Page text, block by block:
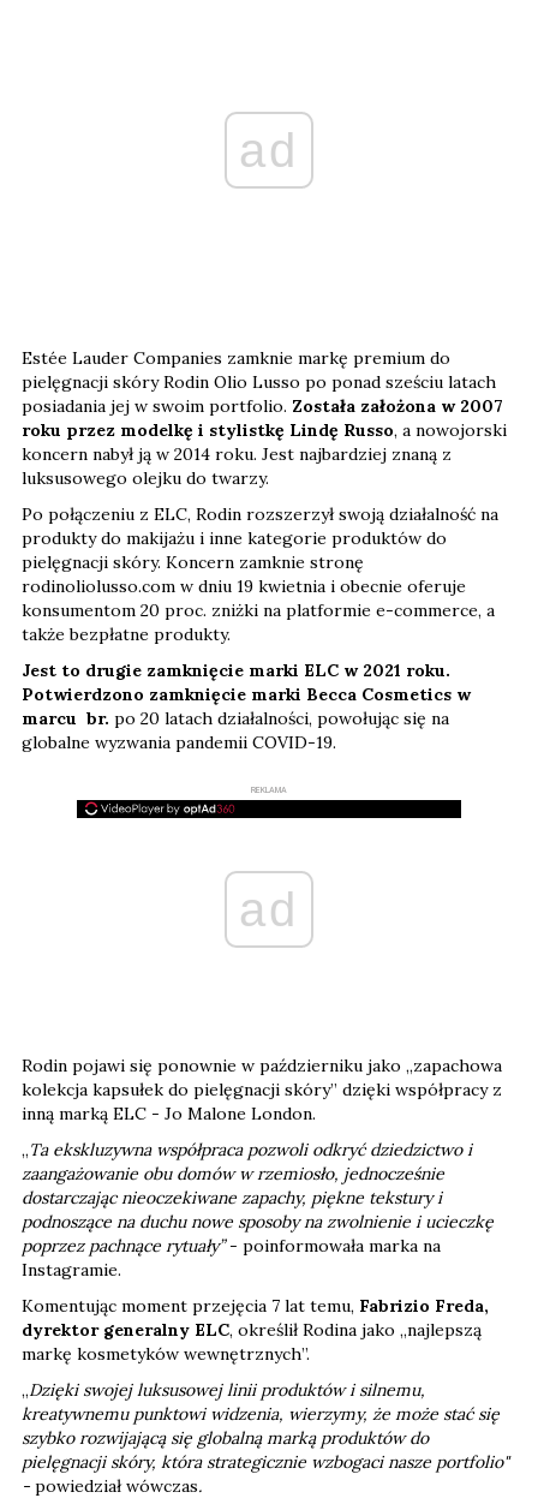
ad
Estée Lauder Companies zamknie markę premium do
pielęgnacji skóry Rodin Olio Lusso po ponad sześciu latach
posiadania jej w swoim portfolio. Została założona w 2007
roku przez modelkę i stylistkę Lindę Russo, a nowojorski
koncern nabył ją w 2014 roku. Jest najbardziej znaną z
luksusowego olejku do twarzy.
Po połączeniu z ELC, Rodin rozszerzył swoją działalność na
produkty do makijażu i inne kategorie produktów do
pielęgnacji skóry. Koncern zamknie stronę
rodinoliolusso.com w dniu 19 kwietnia i obecnie oferuje
konsumentom 20 proc. zniżki na platformie e-commerce, a
także bezpłatne produkty.
Jest to drugie zamknięcie marki ELC w 2021 roku.
Potwierdzono zamknięcie marki Becca Cosmetics w
marcu br. po 20 latach działalności, powołując się na
globalne wyzwania pandemii COVID-19.
REKLAMA
ad
Rodin pojawi się ponownie w październiku jako „zapachowa
kolekcja kapsułek do pielęgnacji skóry” dzięki współpracy z
inną marką ELC - Jo Malone London.
„Ta ekskluzywna współpraca pozwoli odkryć dziedzictwo i
zaangażowanie obu domów w rzemiosło, jednocześnie
dostarczając nieoczekiwane zapachy, piękne tekstury i
podnoszące na duchu nowe sposoby na zwolnienie i ucieczkę
poprzez pachnące rytuały”- poinformowała marka na
Instagramie.
Komentując moment przejęcia 7 lat temu, Fabrizio Freda,
dyrektor generalny ELC, określił Rodina jako „najlepszą
markę kosmetyków wewnętrznych”.
„Dzięki swojej luksusowej linii produktów i silnemu,
kreatywnemu punktowi widzenia, wierzymy, że może stać się
szybko rozwijającą się globalną marką produktów do
pielęgnacji skóry, która strategicznie wzbogaci nasze portfolio"
- powiedział wówczas.